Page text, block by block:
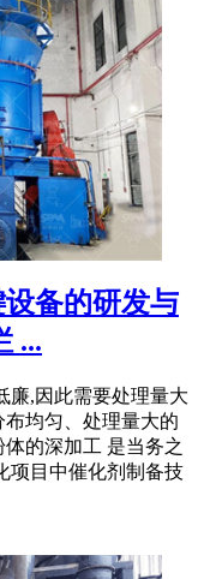
备的研发与
...
廉,因此需要处理量大
均匀、处理量大的
的深加工 是当务之
项目中催化剂制备技